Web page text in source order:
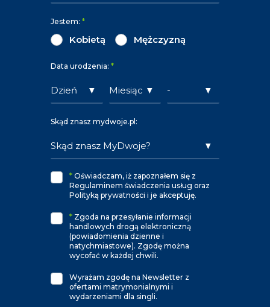
Jestem: *
Kobietą Mężczyzną
Data urodzenia: *
Skąd znasz mydwoje.pl:
* Oświadczam, iż zapoznałem się z
Regulaminem świadczenia usług oraz
Polityką prywatności i je akceptuję.
* Zgoda na przesyłanie informacji
handlowych drogą elektroniczną
(powiadomienia dzienne i
natychmiastowe). Zgodę można
wycofać w każdej chwili.
Wyrażam zgodę na Newsletter z
ofertami matrymonialnymi i
wydarzeniami dla singli.